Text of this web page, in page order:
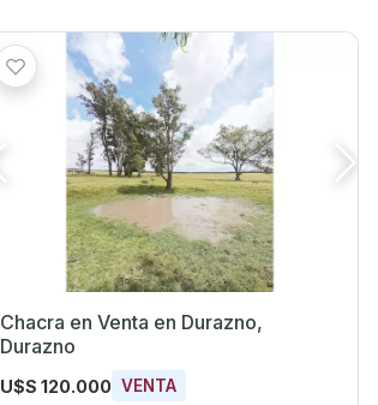
Chacra en Venta en Durazno,
Durazno
U$S 120.000 VENTA